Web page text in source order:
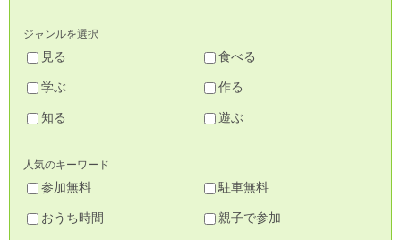
ジャンルを選択
見る 食べる
学ぶ 作る
知る 遊ぶ
人気のキーワード
参加無料 駐車無料
おうち時間 親子で参加